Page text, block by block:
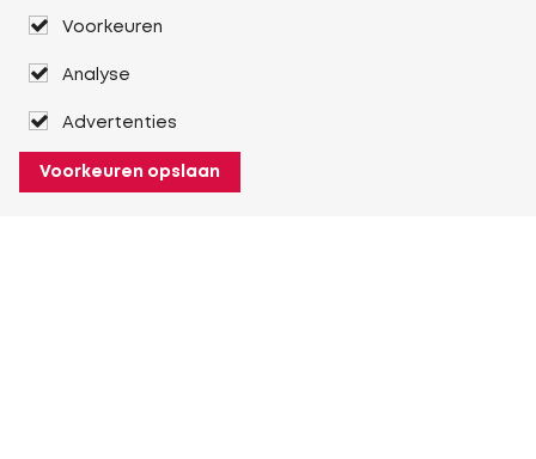
Voorkeuren
Analyse
Advertenties
Voorkeuren opslaan